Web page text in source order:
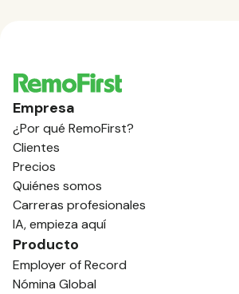
Empresa
¿Por qué RemoFirst?
Clientes
Precios
Quiénes somos
Carreras profesionales
IA, empieza aquí
Producto
Employer of Record
Nómina Global